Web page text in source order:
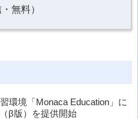
無料）
環境「Monaca Education」に
β版）を提供開始